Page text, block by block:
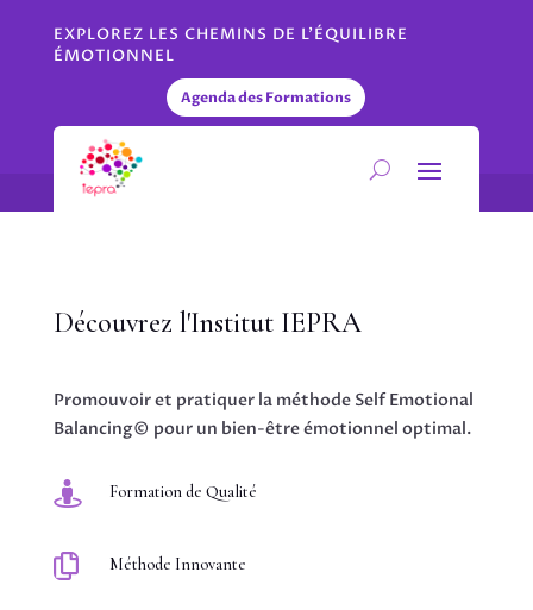
EXPLOREZ LES CHEMINS DE L'ÉQUILIBRE
ÉMOTIONNEL
Agenda des Formations
Découvrez l'Institut IEPRA
Promouvoir et pratiquer la méthode Self Emotional
Balancing© pour un bien-être émotionnel optimal.
 Formation de Qualité
 Méthode Innovante